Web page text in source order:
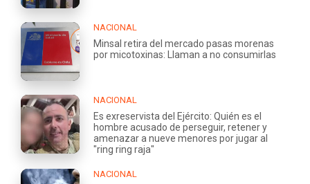
NACIONAL
Minsal retira del mercado pasas morenas
por micotoxinas: Llaman a no consumirlas
NACIONAL
Es exreservista del Ejército: Quién es el
hombre acusado de perseguir, retener y
amenazar a nueve menores por jugar al
"ring ring raja"
NACIONAL